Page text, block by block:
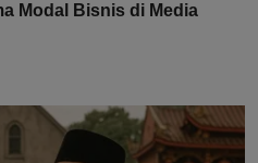
Modal Bisnis di Media